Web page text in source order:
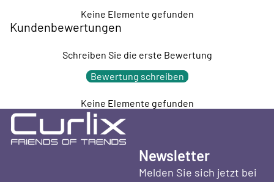
Keine Elemente gefunden
Kundenbewertungen
Schreiben Sie die erste Bewertung
Bewertung schreiben
Keine Elemente gefunden
Newsletter
Melden Sie sich jetzt bei